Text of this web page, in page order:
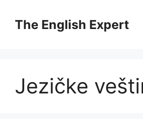
contentThe English Expert
Jezičke